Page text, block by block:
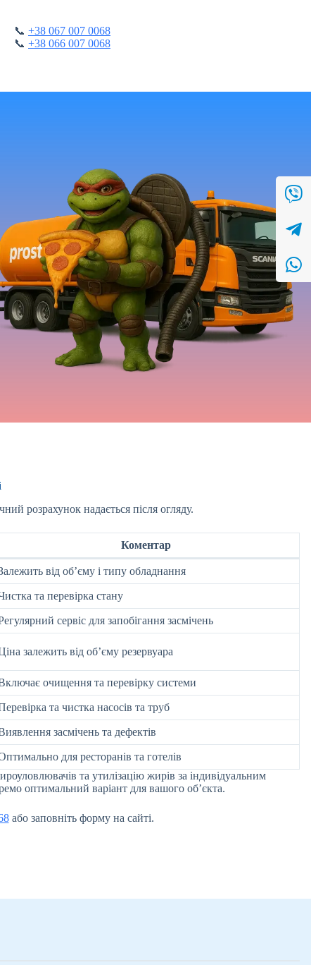
📞 +38 067 007 0068
📞 +38 066 007 0068
розрахунок надається після огляду.
Коментар
від об’єму і типу обладнання
та перевірка стану
сервіс для запобігання засмічень
залежить від об’єму резервуара
очищення та перевірку системи
та чистка насосів та труб
засмічень та дефектів
для ресторанів та готелів
та утилізацію жирів за індивідуальним
оптимальний варіант для вашого об’єкта.
або заповніть форму на сайті.